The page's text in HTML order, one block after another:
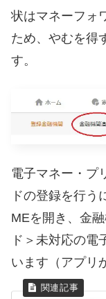
状はマネーフォ
ため、やむを得
す。
電子マネー・プ
ドの登録を行う
MEを開き、金
ド＞未対応の電
います（アプリ